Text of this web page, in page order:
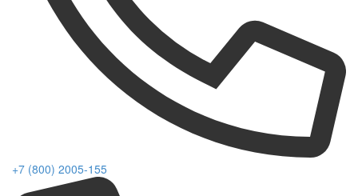
+7 (800) 2005-155